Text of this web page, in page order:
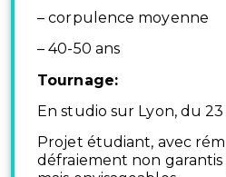
– corpulence moyenne
– 40-50 ans
Tournage:
En studio sur Lyon, du
Projet étudiant, avec
défraiement non